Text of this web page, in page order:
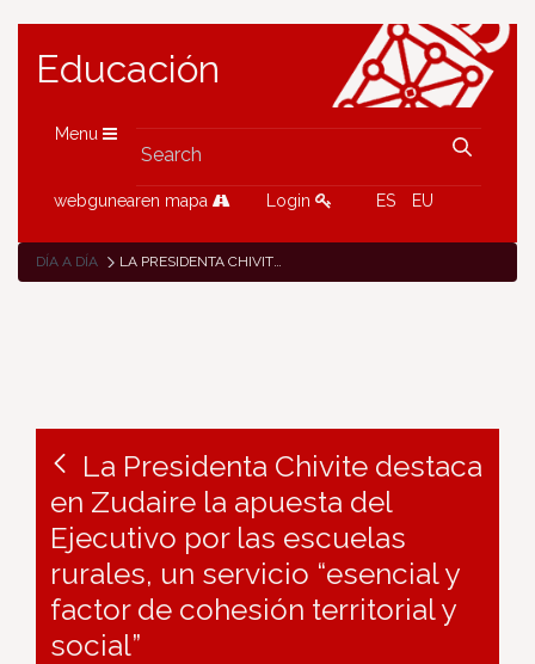
Educación
Menu
webgunearen mapa Login ES EU
DÍA A DÍA LA PRESIDENTA CHIVITE DESTACA EN ZUDAIRE LA APUESTA DEL EJECUTIVO POR LAS ESCUELAS RURALES, UN SERVICIO “ESENCIAL Y FACTOR DE COHESIÓN TERRITORIAL Y SOCIAL”
La Presidenta Chivite destaca
en Zudaire la apuesta del
Ejecutivo por las escuelas
rurales, un servicio “esencial y
factor de cohesión territorial y
social”